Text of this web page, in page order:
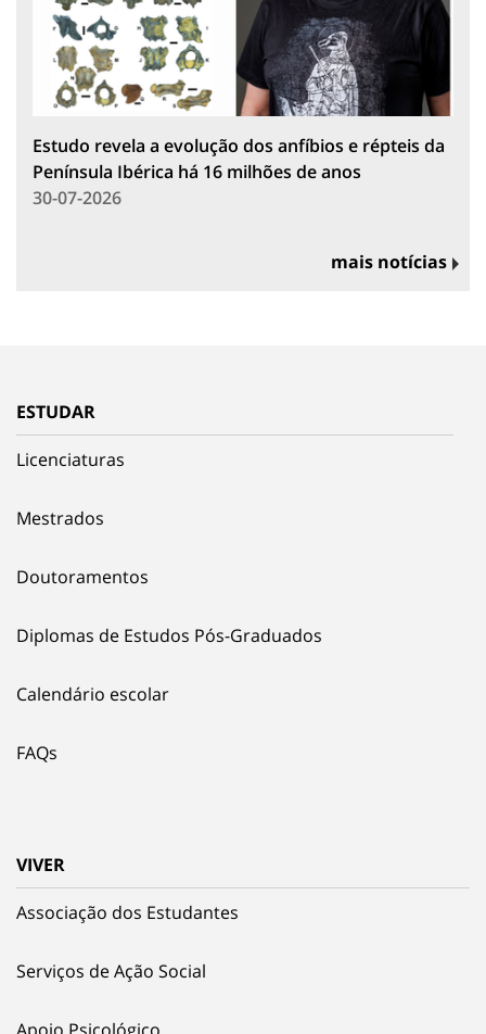
Estudo revela a evolução dos anfíbios e répteis da
Península Ibérica há 16 milhões de anos
30-07-2026
mais notícias
ESTUDAR
Licenciaturas
Mestrados
Doutoramentos
Diplomas de Estudos Pós-Graduados
Calendário escolar
FAQs
VIVER
Associação dos Estudantes
Serviços de Ação Social
Apoio Psicológico